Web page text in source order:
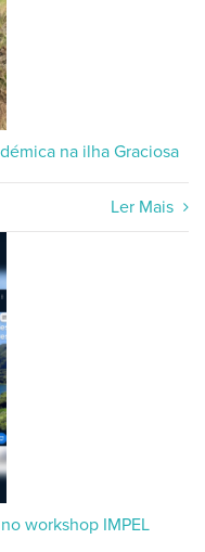
na ilha Graciosa
Ler Mais
workshop IMPEL